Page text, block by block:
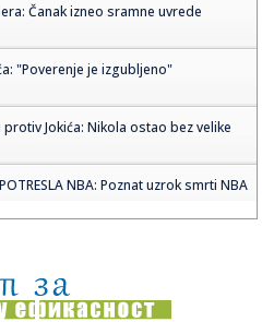
Čanak izneo sramne uvrede
"Poverenje je izgubljeno"
Jokića: Nikola ostao bez velike
POTRESLA NBA: Poznat uzrok smrti NBA
Milanovcu izgorela kompletna kuća